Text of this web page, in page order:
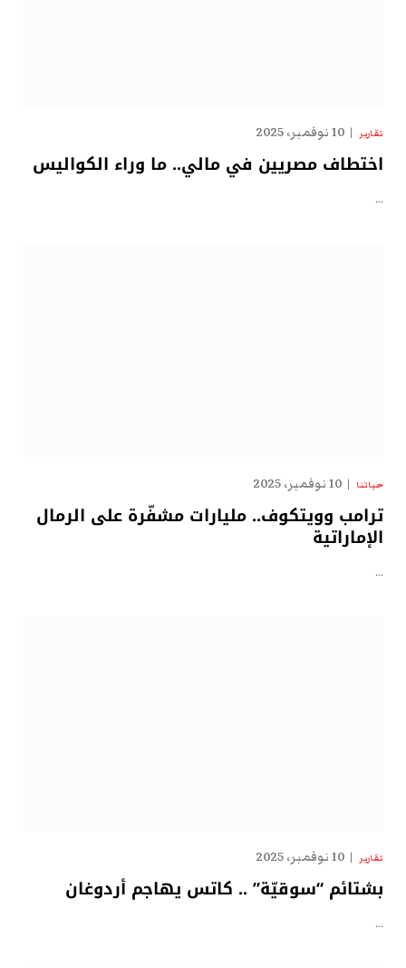
تقارير 10 نوفمبر، 2025
اختطاف مصريين في مالي.. ما وراء الكواليس
…
حياتنا 10 نوفمبر، 2025
ترامب وويتكوف.. مليارات مشفّرة على الرمال
الإماراتية
…
تقارير 10 نوفمبر، 2025
بشتائم “سوقيّة” .. كاتس يهاجم أردوغان
…